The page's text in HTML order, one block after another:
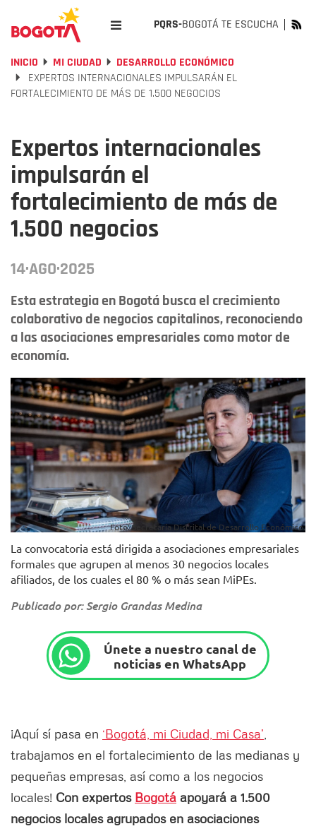
PQRS-BOGOTÁ TE ESCUCHA
INICIO MI CIUDAD
DESARROLLO ECONÓMICO
EXPERTOS INTERNACIONALES IMPULSARÁN EL
FORTALECIMIENTO DE MÁS DE 1.500 NEGOCIOS
Expertos internacionales
impulsarán el
fortalecimiento de más de
1.500 negocios
14·AGO·2025
Esta estrategia en Bogotá busca el crecimiento
colaborativo de negocios capitalinos, reconociendo
a las asociaciones empresariales como motor de
economía.
Foto: Secretaría Distrital de Desarrollo Económico.
La convocatoria está dirigida a asociaciones empresariales
formales que agrupen al menos 30 negocios locales
afiliados, de los cuales el 80 % o más sean MiPEs.
Publicado por: Sergio Grandas Medina
Únete a nuestro canal de
noticias en WhatsApp
¡Aquí sí pasa en ‘Bogotá, mi Ciudad, mi Casa’
trabajamos en el fortalecimiento de las medianas y
pequeñas empresas, así como a los negocios
locales! Con expertos Bogotá apoyará a 1.500
negocios locales agrupados en asociaciones